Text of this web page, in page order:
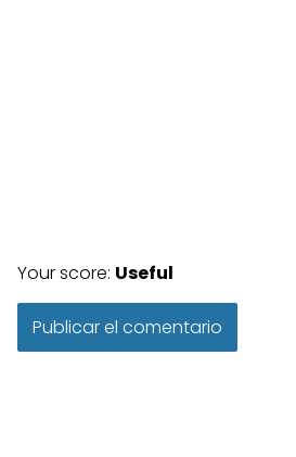
Your score: Useful